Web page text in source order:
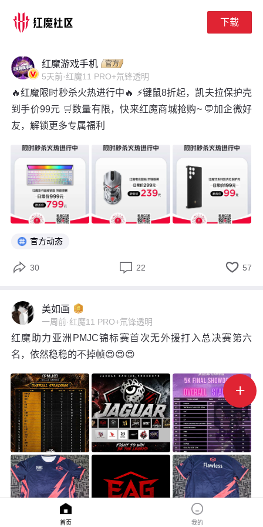
下载
红魔游戏手机
5天前·红魔11 PRO+氘锋透明
🔥红魔限时秒杀火热进行中🔥 ⚡键鼠8折起，凯夫拉保护壳
到手价99元 🛒数量有限，快来红魔商城抢购~ 💬加企微好
友，解锁更多专属福利
官方动态
 30  22  57
美如画
一周前·红魔11 PRO+氘锋透明
红魔助力亚洲PMJC锦标赛首次无外援打入总决赛第六
名，依然稳稳的不掉帧😍😍😍

首页 我的